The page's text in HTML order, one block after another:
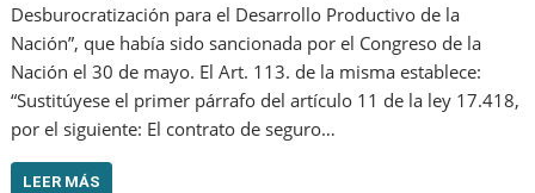
Desburocratización para el Desarrollo Productivo de la
Nación”, que había sido sancionada por el Congreso de la
Nación el 30 de mayo. El Art. 113. de la misma establece:
“Sustitúyese el primer párrafo del artículo 11 de la ley 17.418,
por el siguiente: El contrato de seguro…
LEER MÁS